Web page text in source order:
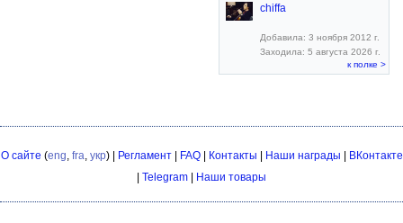
chiffa
Добавила: 3 ноября 2012 г.
Заходила: 5 августа 2026 г.
к полке >
О сайте (eng, fra, укр) | Регламент| FAQ| Контакты Наши награды
ВКонтакте
Telegram Наши товары